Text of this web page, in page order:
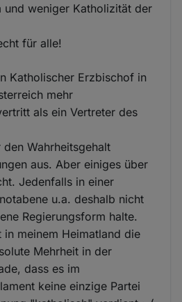
und weniger Katholizität der
für alle!
Katholischer Erzbischof in
mehr
als ein Vertreter des
Wahrheitsgehalt
aus. Aber einiges über
Jedenfalls in einer
u.a. deshalb nicht
Regierungsform halte.
in meinem Heimatland die
Mehrheit in der
dass es im
keine einzige Partei